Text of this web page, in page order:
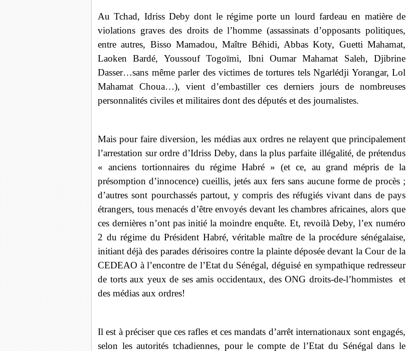
Au Tchad, Idriss Deby dont le régime porte un lourd fardeau en matière de
violations graves des droits de l’homme (assassinats d’opposants politiques,
entre autres, Bisso Mamadou, Maître Béhidi, Abbas Koty, Guetti Mahamat,
Laoken Bardé, Youssouf Togoïmi, Ibni Oumar Mahamat Saleh, Djibrine
Dasser…sans même parler des victimes de tortures tels Ngarlédji Yorangar, Lol
Mahamat Choua…), vient d’embastiller ces derniers jours de nombreuses
personnalités civiles et militaires dont des députés et des journalistes.
Mais pour faire diversion, les médias aux ordres ne relayent que principalement
l’arrestation sur ordre d’Idriss Deby, dans la plus parfaite illégalité, de prétendus
« anciens tortionnaires du régime Habré » (et ce, au grand mépris de la
présomption d’innocence) cueillis, jetés aux fers sans aucune forme de procès ;
d’autres sont pourchassés partout, y compris des réfugiés vivant dans de pays
étrangers, tous menacés d’être envoyés devant les chambres africaines, alors que
ces dernières n’ont pas initié la moindre enquête. Et, revoilà Deby, l’ex numéro
2 du régime du Président Habré, véritable maître de la procédure sénégalaise,
initiant déjà des parades dérisoires contre la plainte déposée devant la Cour de la
CEDEAO à l’encontre de l’Etat du Sénégal, déguisé en sympathique redresseur
de torts aux yeux de ses amis occidentaux, des ONG droits-de-l’hommistes et
des médias aux ordres!
Il est à préciser que ces rafles et ces mandats d’arrêt internationaux sont engagés,
selon les autorités tchadiennes, pour le compte de l’Etat du Sénégal dans le